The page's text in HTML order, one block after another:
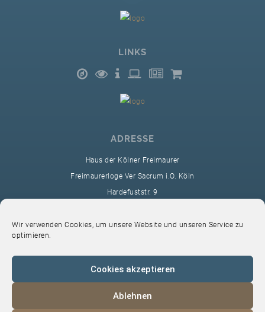
Wir verwenden Cookies, um unsere Website und unseren Service zu
optimieren.
Cookies akzeptieren
Ablehnen
LINKS
ADRESSE
Haus der Kölner Freimaurer
Freimaurerloge Ver Sacrum i.O. Köln
Hardefuststr. 9
sekretariat@ver-sacrum.org
© 2024 Copyright Ver Sacrum